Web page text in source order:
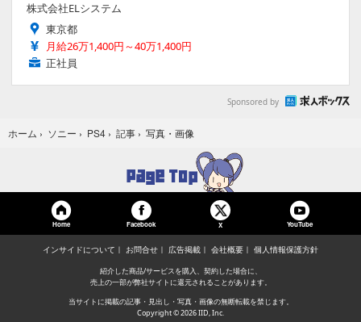
株式会社ELシステム
東京都
月給26万1,400円～40万1,400円
正社員
Sponsored by
ホーム › ソニー › PS4 › 記事 › 写真・画像
Home Facebook X YouTube
インサイドについて お問合せ 広告掲載 会社概要 個人情報保護方針
紹介した商品/サービスを購入、契約した場合に、
売上の一部が弊社サイトに還元されることがあります。
当サイトに掲載の記事・見出し・写真・画像の無断転載を禁じます。
Copyright © 2026 IID, Inc.